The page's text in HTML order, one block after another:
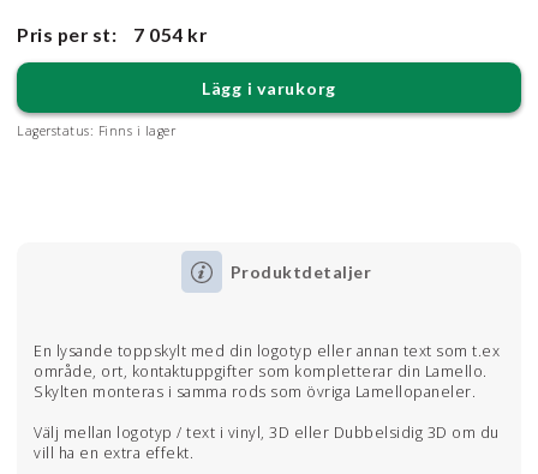
Pris per st: 7 054 kr
Lägg i varukorg
Lagerstatus: Finns i lager
Produktdetaljer
En lysande toppskylt med din logotyp eller annan text som t.ex
område, ort, kontaktuppgifter som kompletterar din Lamello.
Skylten monteras i samma rods som övriga Lamellopaneler.
Välj mellan logotyp / text i vinyl, 3D eller Dubbelsidig 3D om du
vill ha en extra effekt.